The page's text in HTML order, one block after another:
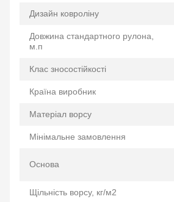
Дизайн ковроліну
Довжина стандартного рулона,
м.п
Клас зносостійкості
Країна виробник
Матеріал ворсу
Мінімальне замовлення
Основа
Щільність ворсу, кг/м2